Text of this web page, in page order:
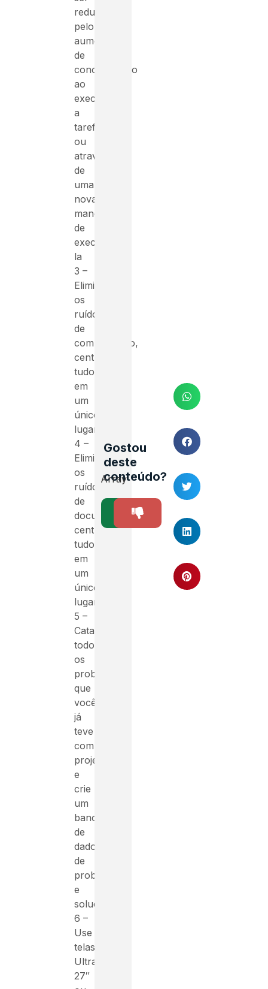
reduzido
pelo
aumento
de
concentração
ao
executar
a
tarefa
ou
através
de
uma
nova
maneira
de
executa-
la
3 –
Elimine
os
ruídos
de
comunicação,
centralize
tudo
em
um
único
lugar
4 –
Elimine
os
ruídos
de
documentação
centralize
tudo
em
um
único
lugar
5 –
Catalogue
todos
os
problemas
que
você
já
teve
com
projetos
e
crie
um
banco
de
dados
de
problemas
e
soluções
6 –
Use
telas
Ultrawide
27″
Gostou
deste
conteúdo?
Array